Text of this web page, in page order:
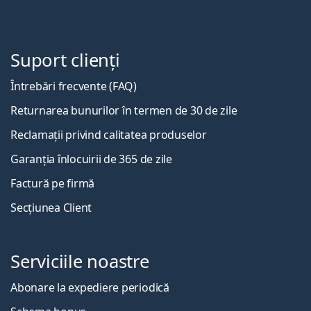
Suport clienți
Întrebări frecvente (FAQ)
Returnarea bunurilor în termen de 30 de zile
Reclamații privind calitatea produselor
Garanția înlocuirii de 365 de zile
Factură pe firmă
Secțiunea Client
Serviciile noastre
Abonare la expediere periodică